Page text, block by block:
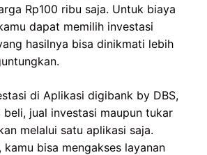
Rp100 ribu saja. Untuk biaya
dapat memilih investasi
hasilnya bisa dinikmati lebih
di Aplikasi digibank by DBS,
beli, jual investasi maupun tukar
melalui satu aplikasi saja.
kamu bisa mengakses layanan